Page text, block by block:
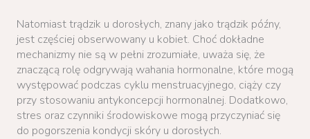
Natomiast trądzik u dorosłych, znany jako trądzik późny,
jest częściej obserwowany u kobiet. Choć dokładne
mechanizmy nie są w pełni zrozumiałe, uważa się, że
znaczącą rolę odgrywają wahania hormonalne, które mogą
występować podczas cyklu menstruacyjnego, ciąży czy
przy stosowaniu antykoncepcji hormonalnej. Dodatkowo,
stres oraz czynniki środowiskowe mogą przyczyniać się
do pogorszenia kondycji skóry u dorosłych.